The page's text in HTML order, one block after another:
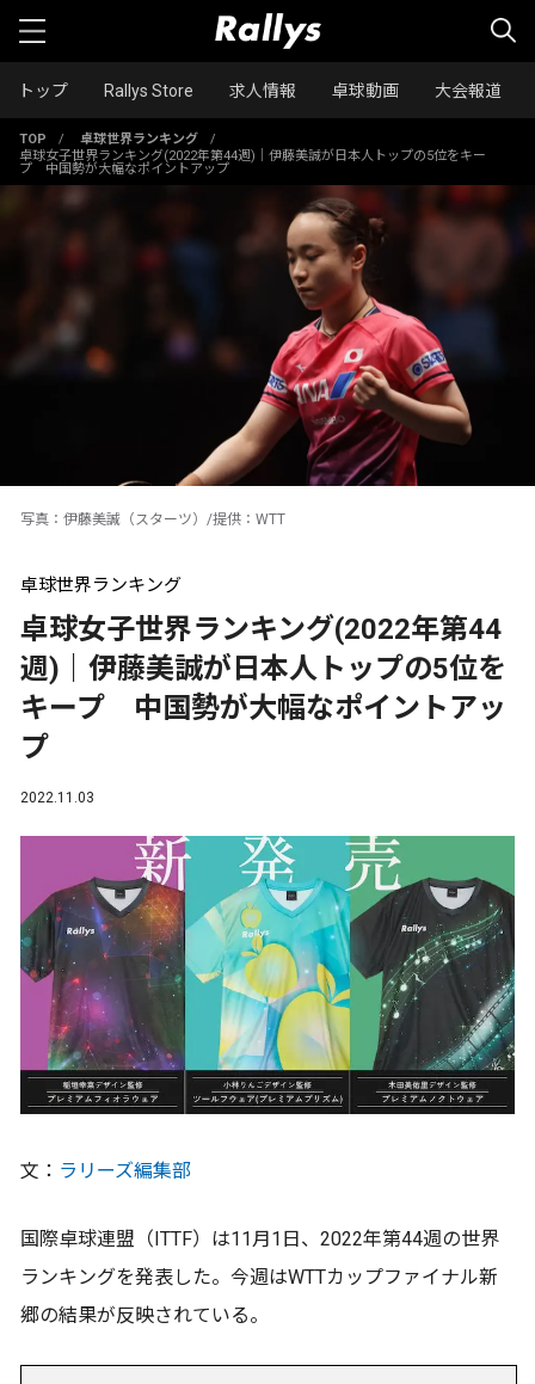
トップ Rallys Store 求人情報 卓球動画 大会報道
TOP / 卓球世界ランキング
/
卓球女子世界ランキング(2022年第44週)｜伊藤美誠が日本人トップの5位をキー
プ 中国勢が大幅なポイントアップ
写真：伊藤美誠（スターツ）/提供：WTT
卓球世界ランキング
卓球女子世界ランキング(2022年第44
週)｜伊藤美誠が日本人トップの5位を
キープ 中国勢が大幅なポイントアッ
プ
2022.11.03
文： ラリーズ編集部
国際卓球連盟（ITTF）は11月1日、2022年第44週の世界
ランキングを発表した。今週はWTTカップファイナル新
郷の結果が反映されている。